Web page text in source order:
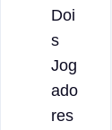
Doi
s
Jog
ado
res